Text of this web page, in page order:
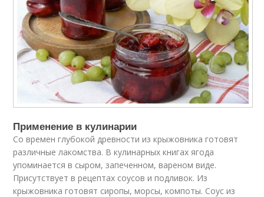
Применение в кулинарии
Со времен глубокой древности из крыжовника готовят
различные лакомства. В кулинарных книгах ягода
упоминается в сыром, запеченном, вареном виде.
Присутствует в рецептах соусов и подливок. Из
крыжовника готовят сиропы, морсы, компоты. Соус из